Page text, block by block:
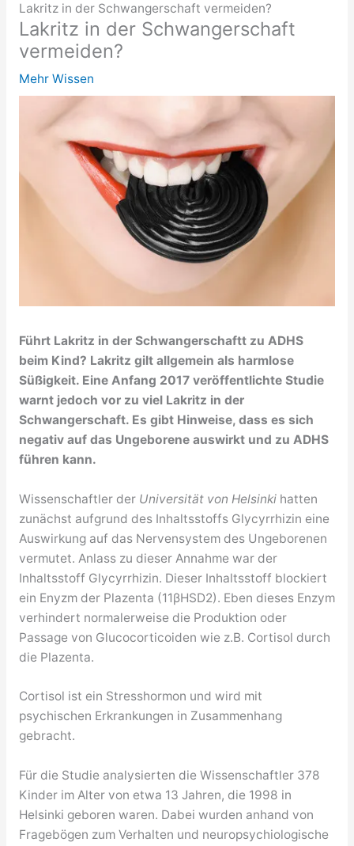
Lakritz in der Schwangerschaft vermeiden?
Lakritz in der Schwangerschaft
vermeiden?
Mehr Wissen
Führt Lakritz in der Schwangerschaftt zu ADHS
beim Kind? Lakritz gilt allgemein als harmlose
Süßigkeit. Eine Anfang 2017 veröffentlichte Studie
warnt jedoch vor zu viel Lakritz in der
Schwangerschaft. Es gibt Hinweise, dass es sich
negativ auf das Ungeborene auswirkt und zu ADHS
führen kann.
Wissenschaftler der Universität von Helsinkihatten
zunächst aufgrund des Inhaltsstoffs Glycyrrhizin eine
Auswirkung auf das Nervensystem des Ungeborenen
vermutet. Anlass zu dieser Annahme war der
Inhaltsstoff Glycyrrhizin. Dieser Inhaltsstoff blockiert
ein Enyzm der Plazenta (11βHSD2). Eben dieses Enzym
verhindert normalerweise die Produktion oder
Passage von Glucocorticoiden wie z.B. Cortisol durch
die Plazenta.
Cortisol ist ein Stresshormon und wird mit
psychischen Erkrankungen in Zusammenhang
gebracht.
Für die Studie analysierten die Wissenschaftler 378
Kinder im Alter von etwa 13 Jahren, die 1998 in
Helsinki geboren waren. Dabei wurden anhand von
Fragebögen zum Verhalten und neuropsychiologische